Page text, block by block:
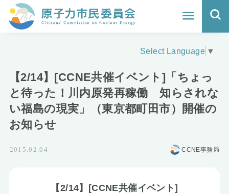
ホーム
地震と原発の安全性
核のごみの行方と課題
原子力市民委員会について
Select Language ▼
【2/14】[CCNE共催イベント]「ちょっ
と待った！川内原発再稼働 知らされな
い福島の現実」（東京都町田市）開催の
お知らせ
2015.02.04 CCNE事務局
【2/14】[CCNE共催イベント]